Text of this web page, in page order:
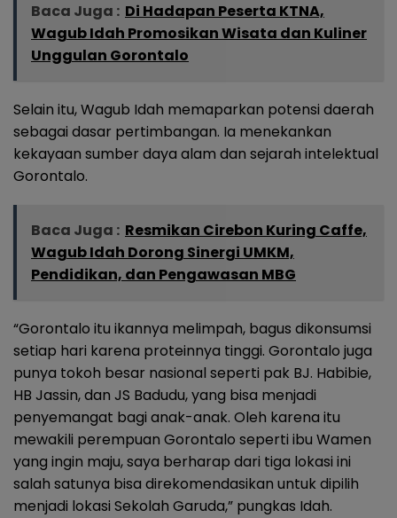
Baca Juga : Di Hadapan Peserta KTNA,
Wagub Idah Promosikan Wisata dan Kuliner
Unggulan Gorontalo
Selain itu, Wagub Idah memaparkan potensi daerah
sebagai dasar pertimbangan. Ia menekankan
kekayaan sumber daya alam dan sejarah intelektual
Gorontalo.
Baca Juga : Resmikan Cirebon Kuring Caffe,
Wagub Idah Dorong Sinergi UMKM,
Pendidikan, dan Pengawasan MBG
“Gorontalo itu ikannya melimpah, bagus dikonsumsi
setiap hari karena proteinnya tinggi. Gorontalo juga
punya tokoh besar nasional seperti pak BJ. Habibie,
HB Jassin, dan JS Badudu, yang bisa menjadi
penyemangat bagi anak-anak. Oleh karena itu
mewakili perempuan Gorontalo seperti ibu Wamen
yang ingin maju, saya berharap dari tiga lokasi ini
salah satunya bisa direkomendasikan untuk dipilih
menjadi lokasi Sekolah Garuda,” pungkas Idah.